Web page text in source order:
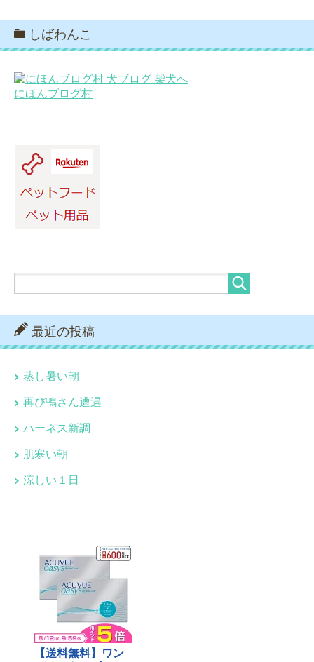
しばわんこ
にほんブログ村
最近の投稿
蒸し暑い朝
再び鴨さん遭遇
ハーネス新調
肌寒い朝
涼しい１日